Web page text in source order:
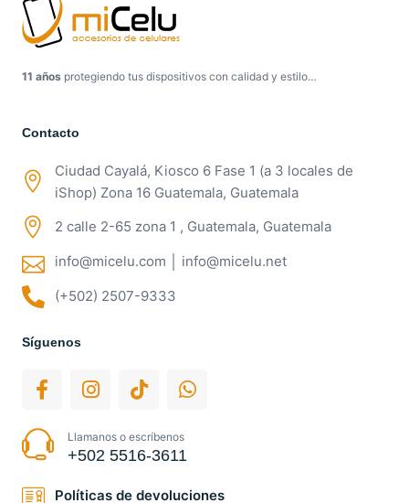
11 años protegiendo tus dispositivos con calidad y estilo…
Contacto
Ciudad Cayalá, Kiosco 6 Fase 1 (a 3 locales de
iShop) Zona 16 Guatemala, Guatemala
2 calle 2-65 zona 1 , Guatemala, Guatemala
info@micelu.com │ info@micelu.net
(+502) 2507-9333
Síguenos
Llamanos o escríbenos
+502 5516-3611
Políticas de devoluciones